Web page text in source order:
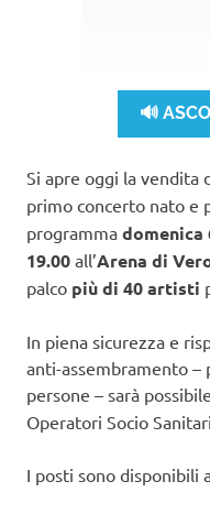
🔊
Si apre oggi la
primo concerto nato e
programma
19.00 all’Arena di
palco più di 40 artisti
In piena sicurezza e
anti-assembramento
persone – sarà
Operatori Socio Sanitari.
I posti sono disponibili